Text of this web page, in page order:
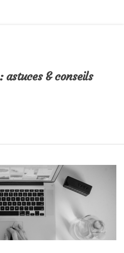
astuces & conseils